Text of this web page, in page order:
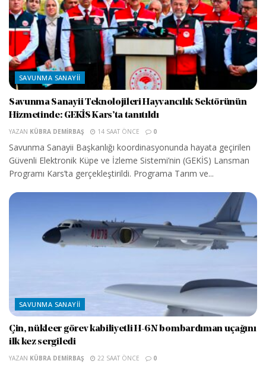
SAVUNMA SANAYII
Savunma Sanayii Teknolojileri Hayvancılık Sektörünün
Hizmetinde: GEKİS Kars’ta tanıtıldı
YAZAN KÜBRA DEMIRBAŞ 14 SAAT ÖNCE 0
Savunma Sanayii Başkanlığı koordinasyonunda hayata geçirilen
Güvenli Elektronik Küpe ve İzleme Sistemi’nin (GEKİS) Lansman
Programı Kars’ta gerçekleştirildi. Programa Tarım ve...
SAVUNMA SANAYII
Çin, nükleer görev kabiliyetli H-6N bombardıman uçağını
ilk kez sergiledi
YAZAN KÜBRA DEMIRBAŞ 22 SAAT ÖNCE 0